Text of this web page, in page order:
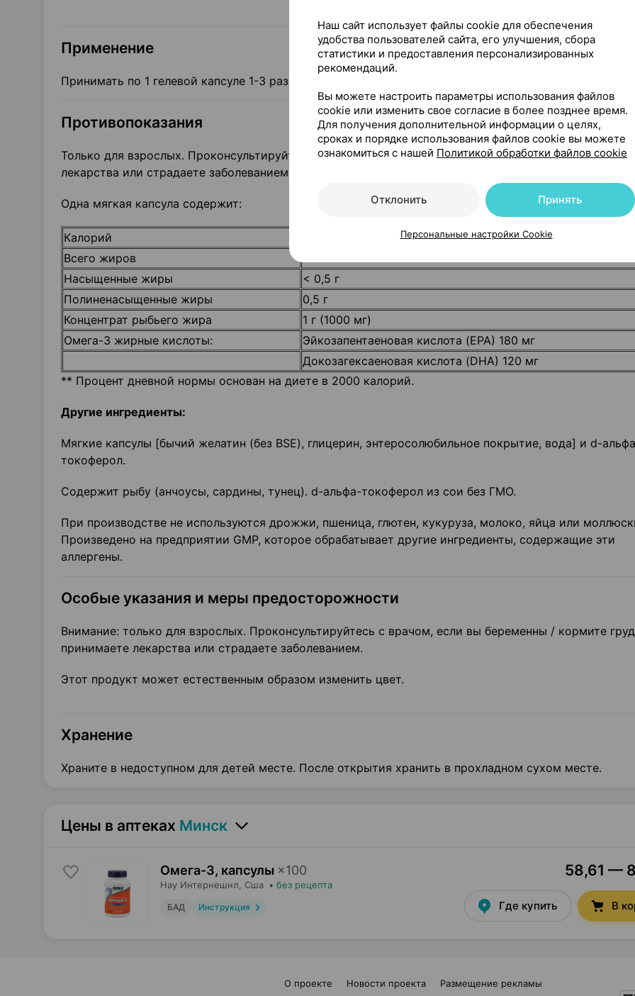
Применение
Принимать по 1 гелевой капсуле 1-3 раза в день во время еды.
Противопоказания
Только для взрослых. Проконсультируйтесь с врачом, если вы беременны / кормите грудью,
лекарства или страдаете заболеванием. Храните в недоступном для детей месте.
Одна мягкая капсула содержит:
Калорий
Всего жиров
Насыщенные жиры
< 0,5 г
Полиненасыщенные жиры
0,5 г
Концентрат рыбьего жира
1 г (1000 мг)
Омега-3 жирные кислоты:
Эйкозапентаеновая кислота (EPA) 180 мг
Докозагексаеновая кислота (DHA) 120 мг
** Процент дневной нормы основан на диете в 2000 калорий.
Другие ингредиенты:
Мягкие капсулы [бычий желатин (без BSE), глицерин, энтеросолюбильное покрытие, вода] и d-
токоферол.
Содержит рыбу (анчоусы, сардины, тунец). d-альфа-токоферол из сои без ГМО.
При производстве не используются дрожжи, пшеница, глютен, кукуруза, молоко, яйца или
Произведено на предприятии GMP, которое обрабатывает другие ингредиенты, содержащие эти
аллергены.
Особые указания и меры предосторожности
Внимание: только для взрослых. Проконсультируйтесь с врачом, если вы беременны / кормите
принимаете лекарства или страдаете заболеванием.
Этот продукт может естественным образом изменить цвет.
Хранение
Храните в недоступном для детей месте. После открытия хранить в прохладном сухом месте.
Цены в аптеках Минск
Омега-3, капсулы ×100
Нау Интернешнл , Сша • без рецепта
БАД Инструкция
58,61 —
Где купить В
О проекте Новости проекта Размещение рекламы
Наш сайт использует файлы cookie для обеспечения
удобства пользователей сайта, его улучшения, сбора
статистики и предоставления персонализированных
рекомендаций.
Вы можете настроить параметры использования файлов
cookie или изменить свое согласие в более позднее время.
Для получения дополнительной информации о целях,
сроках и порядке использования файлов cookie вы можете
ознакомиться с нашей Политикой обработки файлов cookie
Отклонить Принять
Персональные настройки Cookie